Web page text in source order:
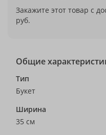
Закажите этот товар с
руб.
Общие
Тип
Букет
Ширина
35 см